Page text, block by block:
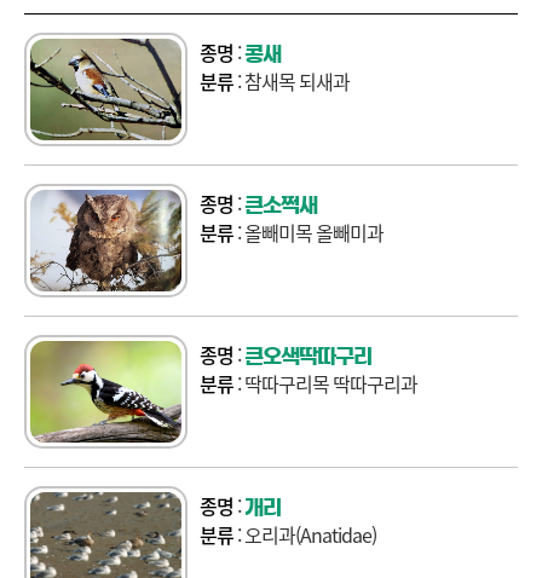
종명 :콩새
분류: 참새목 되새과
종명 :큰소쩍새
분류: 올빼미목 올빼미과
종명 :큰오색딱따구리
분류: 딱따구리목 딱따구리과
종명 :개리
분류: 오리과(Anatidae)